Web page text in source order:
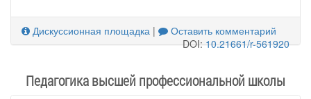
Дискуссионная площадка |
Оставить комментарий
DOI:10.21661/r-561920
Педагогика высшей профессиональной школы